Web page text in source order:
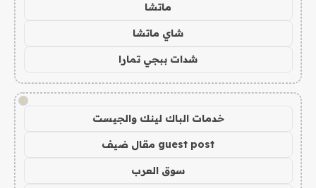
ماتشا
شاي ماتشا
شدات ببجي تمارا
!
خدمات الباك لينك والجيست
guest post مقال ضيف
سوق العرب